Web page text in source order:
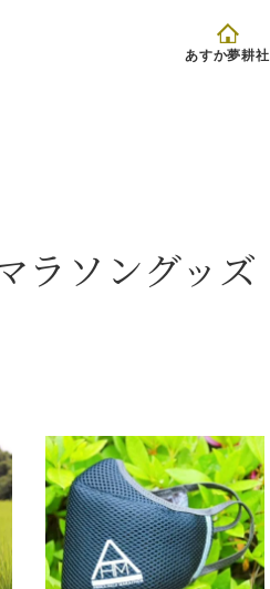
あすか夢耕社
ラソングッズ